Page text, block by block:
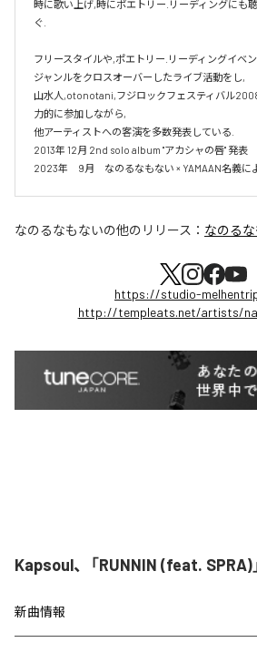
時に歌い上げ,時にポエトリー.リーディングにも
ぐ.
フリースタイルや,ポエトリー.リーディングイベ
ジャンルをクロスオーバーしたライブ活動をし,
山水人,otonotani,フジロックフェスティバル
力的に参加しながら,
他アーティストへの客演を多数発表している.
2013年 12月 2nd solo album "アカシャの唇" 発表
2023年　9月　なのるなもない × YAMAAN名義に
なのるなもないの他のリリース： なのる
https://studio-
http://templeats.net/artists/
Kapsoul、「RUNNIN (feat. SPRA)
新曲情報